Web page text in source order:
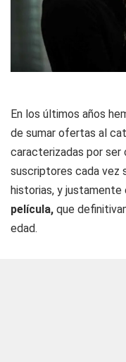
En los últimos años
de sumar ofertas al
caracterizadas por ser
suscriptores cada vez
historias, y justamente
película, que
edad.